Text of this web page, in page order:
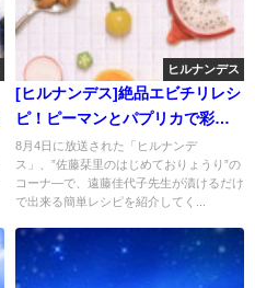
ヒルナンデス
[ヒルナンデス]絶品エビチリレシ
ピ！ピーマンとパプリカで彩り
も
8月4日に放送された「ヒルナンデ
ス」、”佐藤栞里のはじめておりょうり”の
コーナ―で、遠藤佳代子先生が漬けるだけ
で出来る簡単レシピを紹介してく...